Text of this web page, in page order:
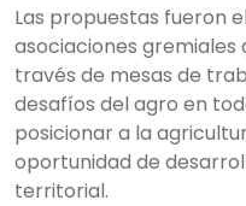
Las propuestas fueron
asociaciones gremiales
través de mesas de
desafíos del agro en
posicionar a la
oportunidad de
territorial.